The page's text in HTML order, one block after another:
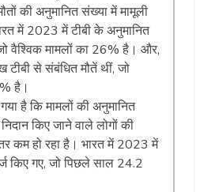
की अनुमानित संख्या में मामूली
में 2023 में टीबी के अनुमानित
वैश्विक मामलों का 26% है। और,
से संबंधित मौतें थीं, जो
है।
गया है कि मामलों की अनुमानित
किए जाने वाले लोगों की
कम हो रहा है। भारत में 2023 में
किए गए, जो पिछले साल 24.2